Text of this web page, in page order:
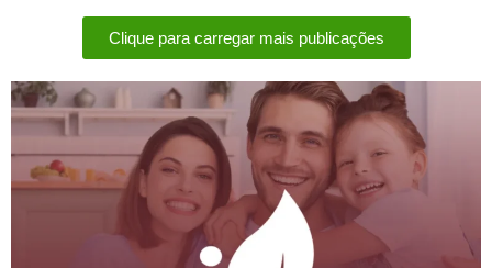
Clique para carregar mais publicações